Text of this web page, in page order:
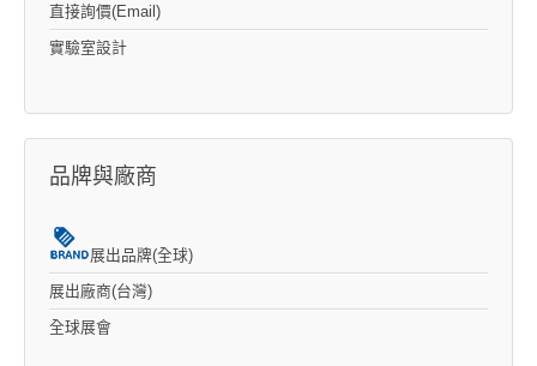
直接詢價(Email)
實驗室設計
品牌與廠商
展出品牌(全球)
展出廠商(台灣)
全球展會